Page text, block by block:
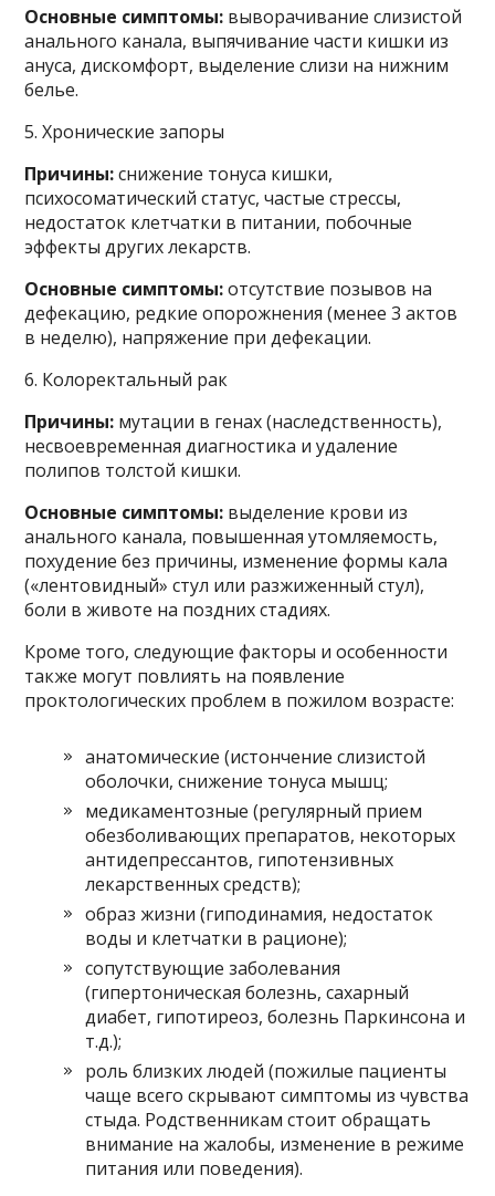
Основные симптомы: выворачивание слизистой
анального канала, выпячивание части кишки из
ануса, дискомфорт, выделение слизи на нижним
белье.
5. Хронические запоры
Причины:снижение тонуса кишки,
психосоматический статус, частые стрессы,
недостаток клетчатки в питании, побочные
эффекты других лекарств.
Основные симптомы:отсутствие позывов на
дефекацию, редкие опорожнения (менее 3 актов
в неделю), напряжение при дефекации.
6. Колоректальный рак
Причины: мутации в генах (наследственность),
несвоевременная диагностика и удаление
полипов толстой кишки.
Основные симптомы: выделение крови из
анального канала, повышенная утомляемость,
похудение без причины, изменение формы кала
(«лентовидный» стул или разжиженный стул),
боли в животе на поздних стадиях.
Кроме того, следующие факторы и особенности
также могут повлиять на появление
проктологических проблем в пожилом возрасте:
анатомические (истончение слизистой
оболочки, снижение тонуса мышц;
медикаментозные (регулярный прием
обезболивающих препаратов, некоторых
антидепрессантов, гипотензивных
лекарственных средств);
образ жизни (гиподинамия, недостаток
воды и клетчатки в рационе);
сопутствующие заболевания
(гипертоническая болезнь, сахарный
диабет, гипотиреоз, болезнь Паркинсона и
т.д.);
роль близких людей (пожилые пациенты
чаще всего скрывают симптомы из чувства
стыда. Родственникам стоит обращать
внимание на жалобы, изменение в режиме
питания или поведения).